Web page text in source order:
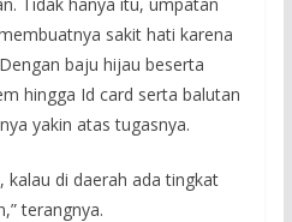
sakit hati karena
baju hijau beserta
hingga Id card serta balutan
yakin atas tugasnya.
kalau di daerah ada tingkat
terangnya.